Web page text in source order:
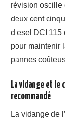
révision oscille
deux cent
diesel DCI 115
pour maintenir
pannes
La vidange et le
recommandé
La vidange de